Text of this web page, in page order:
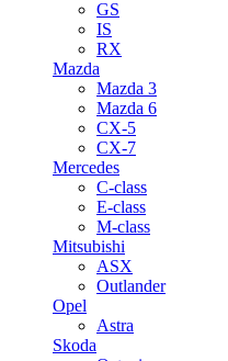
GS
IS
RX
Mazda
Mazda 3
Mazda 6
CX-5
CX-7
Mercedes
C-class
E-class
M-class
Mitsubishi
ASX
Outlander
Opel
Astra
Skoda